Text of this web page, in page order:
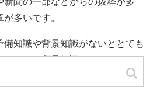
多いです。
備知識や背景知識がないととても
ための背景知識をつけるのがリ
ガメタリカは構文的には簡単だ